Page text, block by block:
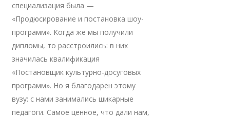
специализация была —
«Продюсирование и постановка шоу-
программ». Когда же мы получили
дипломы, то расстроились: в них
значилась квалификация
«Постановщик культурно-досуговых
программ». Но я благодарен этому
вузу: с нами занимались шикарные
педагоги. Самое ценное, что дали нам,